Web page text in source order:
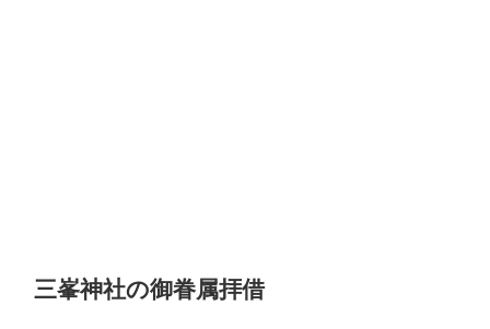
三峯神社の御眷属拝借